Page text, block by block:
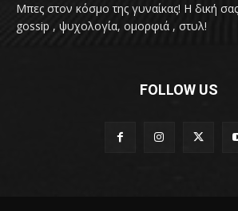
Μπες στον κόσμο της γυναίκας! H δική
gossip , ψυχολογία, ομορφιά , στυλ!
FOLLOW US